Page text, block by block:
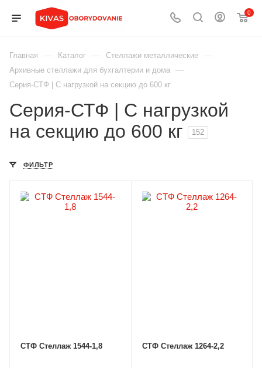
0
Главная — Каталог — Стеллажи металлические —
Архивные стеллажи для бухгалтерии и дома —
Серия-СТФ | C нагрузкой на секцию до 600 кг
Серия-СТФ | C нагрузкой
на секцию до 600 кг
152
ФИЛЬТР
СТФ Стеллаж 1544-1,8 СТФ Стеллаж 1264-2,2